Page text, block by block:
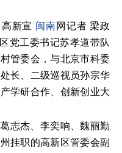
新宣 闽南网记者 梁政
党工委书记苏孝道带队
管委会，与北京市科委
长、二级巡视员孙宗华
学研合作、创新创业大
志杰、李奕响、魏丽勤
挂职的高新区管委会副